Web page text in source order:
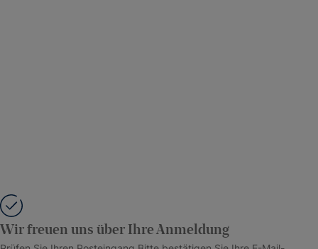
Wir freuen uns über Ihre Anmeldung